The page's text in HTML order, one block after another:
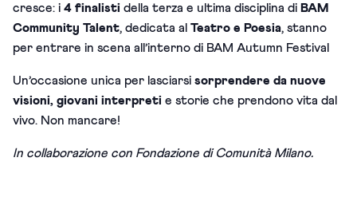
cresce: i 4 finalisti della terza e ultima disciplina di BAM
Community Talent, dedicata al Teatro e Poesia, stanno
per entrare in scena all’interno di BAM Autumn Festival
Un’occasione unica per lasciarsi sorprendere da nuove
visioni, giovani interpreti e storie che prendono vita dal
vivo. Non mancare!
In collaborazione con Fondazione di Comunità Milano.